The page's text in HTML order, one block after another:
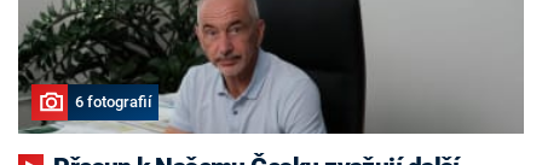
6 fotografií